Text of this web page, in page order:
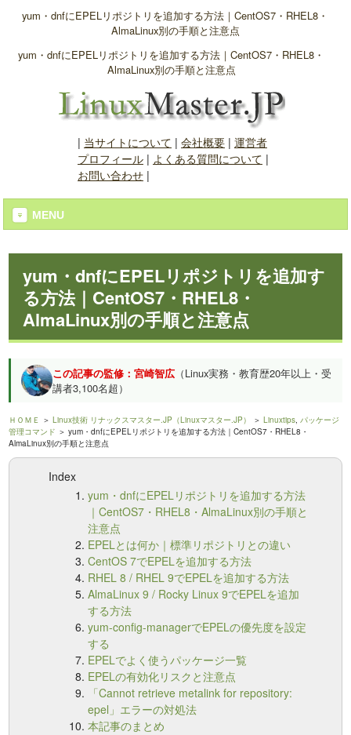
yum・dnfにEPELリポジトリを追加する方法｜CentOS7・RHEL8・
AlmaLinux別の手順と注意点
yum・dnfにEPELリポジトリを追加する方法｜CentOS7・RHEL8・
AlmaLinux別の手順と注意点
| 当サイトについて | 会社概要| 運営者
プロフィール| よくある質問について |
お問い合わせ|
MENU
yum・dnfにEPELリポジトリを追加す
る方法｜CentOS7・RHEL8・
AlmaLinux別の手順と注意点
この記事の監修：宮崎智広 （Linux実務・教育歴20年以上・受
講者3,100名超）
ＨＯＭＥ ＞Linux技術 リナックスマスター.JP（Linuxマスター.JP） ＞Linuxtips,パッケージ
管理コマンド ＞ yum・dnfにEPELリポジトリを追加する方法｜CentOS7・RHEL8・
AlmaLinux別の手順と注意点
Index
yum・dnfにEPELリポジトリを追加する方法
｜CentOS7・RHEL8・AlmaLinux別の手順と
注意点
EPELとは何か｜標準リポジトリとの違い
CentOS 7でEPELを追加する方法
RHEL 8 / RHEL 9でEPELを追加する方法
AlmaLinux 9 / Rocky Linux 9でEPELを追加
する方法
yum-config-managerでEPELの優先度を設定
する
EPELでよく使うパッケージ一覧
EPELの有効化リスクと注意点
「Cannot retrieve metalink for repository:
epel」エラーの対処法
本記事のまとめ